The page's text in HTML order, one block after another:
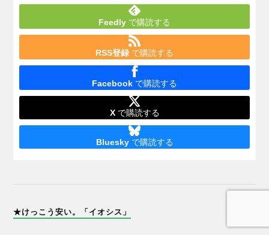
Feedly で購読する
RSS登録 で購読する
Facebook で購読する
Xで購読する
Blueskyで購読する
★けっこう安い。「イオシス」